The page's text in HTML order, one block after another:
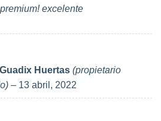
excelente
Huertas (propietario
– 13 abril, 2022